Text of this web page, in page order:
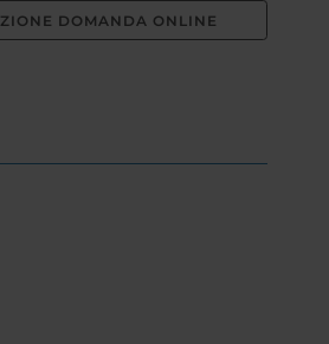
DOMANDA ONLINE